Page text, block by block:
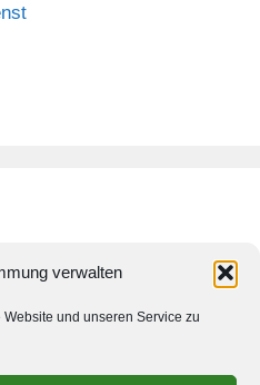
verwalten
und unseren Service zu